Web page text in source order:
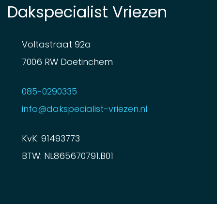
Dakspecialist Vriezen
Voltastraat 92a
7006 RW Doetinchem
085-0290335
info@dakspecialist-vriezen.nl
KvK: 91493773
BTW: NL865670791.B01